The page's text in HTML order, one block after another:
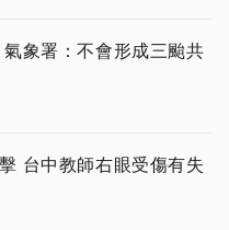
象署：不會形成三颱共
台中教師右眼受傷有失